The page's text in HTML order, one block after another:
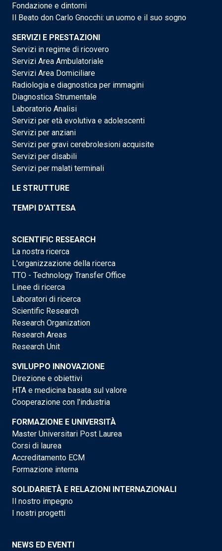
Fondazione e dintorni
Il Beato don Carlo Gnocchi: un uomo e il suo sogno
SERVIZI E PRESTAZIONI
Servizi in regime di ricovero
Servizi Area Ambulatoriale
Servizi Area Domiciliare
Radiologia e diagnostica per immagini
Diagnostica Strumentale
Laboratorio Analisi
Servizi per età evolutiva e adolescenti
Servizi per anziani
Servizi per gravi cerebrolesioni acquisite
Servizi per disabili
Servizi per malati terminali
LE STRUTTURE
TEMPI D'ATTESA
SCIENTIFIC RESEARCH
La nostra ricerca
L'organizzazione della ricerca
TTO - Technology Transfer Office
Linee di ricerca
Laboratori di ricerca
Scientific Research
Research Organization
Research Areas
Research Unit
SVILUPPO INNOVAZIONE
Direzione e obiettivi
HTA e medicina basata sul valore
Cooperazione con l'industria
FORMAZIONE E UNIVERSITÀ
Master Universitari Post Laurea
Corsi di laurea
Accreditamento ECM
Formazione interna
SOLIDARIETÀ E RELAZIONI INTERNAZIONALI
Il nostro impegno
I nostri progetti
NEWS ED EVENTI